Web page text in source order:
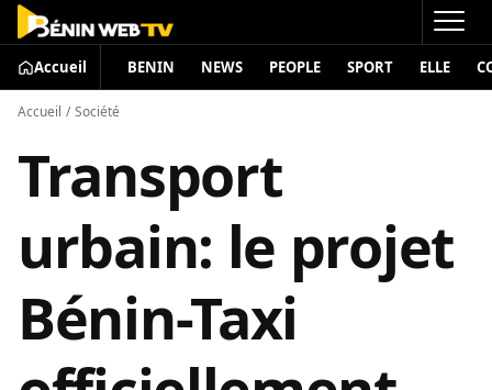
Accueil BENIN NEWS PEOPLE SPORT ELLE
Accueil / Société
Transport
urbain: le projet
Bénin-Taxi